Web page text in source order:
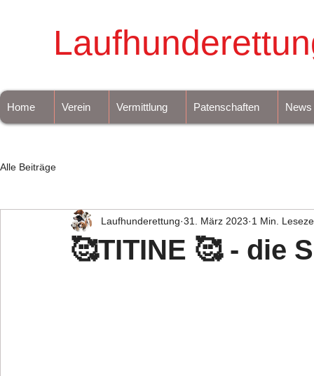
Home Verein Vermittlung Patenschaften News
Alle Beiträge
🥰TITINE 🥰 - die
Laufhunderettung 31. März 2023 1 Min.